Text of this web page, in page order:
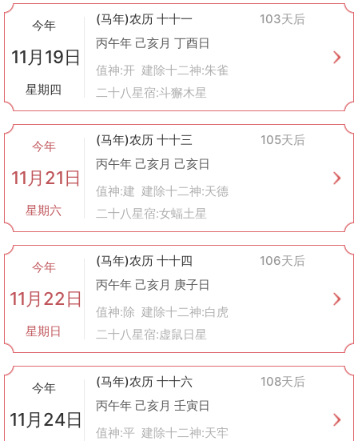
今年
11月19日
星期四
(马年)农历 十十一
103天后
丙午年 己亥月 丁酉日
值神:开 建除十二神:朱雀
二十八星宿:斗獬木星
今年
11月21日
星期六
(马年)农历 十十三
105天后
丙午年 己亥月 己亥日
值神:建 建除十二神:天德
二十八星宿:女蝠土星
今年
11月22日
星期日
(马年)农历 十十四
106天后
丙午年 己亥月 庚子日
值神:除 建除十二神:白虎
二十八星宿:虚鼠日星
今年
11月24日
(马年)农历 十十六
108天后
丙午年 己亥月 壬寅日
值神:平 建除十二神:天牢